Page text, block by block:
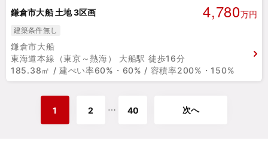
鎌倉市大船 土地 3区画 4,780万円
建築条件無し
鎌倉市大船
東海道本線（東京～熱海） 大船駅 徒歩16分
185.38㎡ / 建ぺい率60%・60% / 容積率200%・150%
1 2 ⋯ 40 次へ